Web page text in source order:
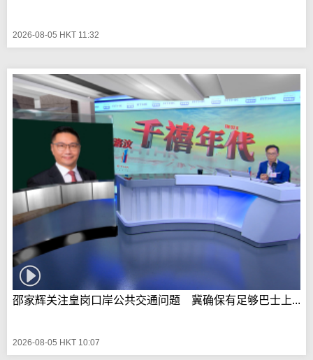
2026-08-05 HKT 11:32
邵家辉关注皇岗口岸公共交通问题 冀确保有足够巴士上...
2026-08-05 HKT 10:07